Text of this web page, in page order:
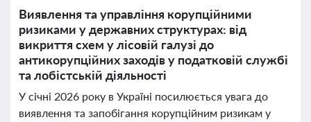
Виявлення та управління корупційними
ризиками у державних структурах: від
викриття схем у лісовій галузі до
антикорупційних заходів у податковій службі
та лобістській діяльності
У січні 2026 року в Україні посилюється увага до
виявлення та запобігання корупційним ризикам у